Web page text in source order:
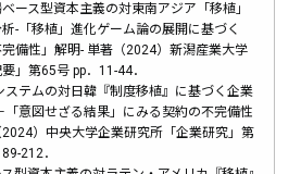
ース型資本主義の対東南アジア「移植」
-「移植」進化ゲーム論の展開に基づく
完備性」解明- 単著（2024）新潟産業大学
要」第65号 pp．11-44．
ステムの対日韓『制度移植』に基づく企業
「意図せざる結果」にみる契約の不完備性
2024）中央大学企業研究所「企業研究」第
212．